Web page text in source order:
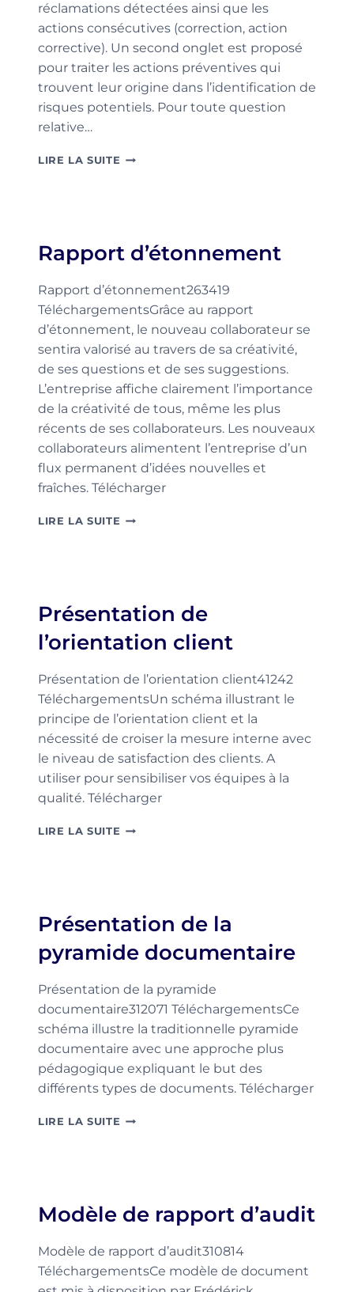
réclamations détectées ainsi que les
actions consécutives (correction, action
corrective). Un second onglet est proposé
pour traiter les actions préventives qui
trouvent leur origine dans l’identification de
risques potentiels. Pour toute question
relative…
LIRE LA SUITE TABLEAU
ET
D’AMÉLIORATION
Rapport d’étonnement
Rapport d’étonnement263419
TéléchargementsGrâce au rapport
d’étonnement, le nouveau collaborateur se
sentira valorisé au travers de sa créativité,
de ses questions et de ses suggestions.
L’entreprise affiche clairement l’importance
de la créativité de tous, même les plus
récents de ses collaborateurs. Les nouveaux
collaborateurs alimentent l’entreprise d’un
flux permanent d’idées nouvelles et
fraîches. Télécharger
LIRE LA SUITE RAPPORT
Présentation de
l’orientation client
Présentation de l’orientation client41242
TéléchargementsUn schéma illustrant le
principe de l’orientation client et la
nécessité de croiser la mesure interne avec
le niveau de satisfaction des clients. A
utiliser pour sensibiliser vos équipes à la
qualité. Télécharger
LIRE LA SUITE PRÉSENTATION
Présentation de la
pyramide documentaire
Présentation de la pyramide
documentaire312071 TéléchargementsCe
schéma illustre la traditionnelle pyramide
documentaire avec une approche plus
pédagogique expliquant le but des
différents types de documents. Télécharger
LIRE LA SUITE PRÉSENTATION
Modèle de rapport d’audit
Modèle de rapport d’audit310814
TéléchargementsCe modèle de document